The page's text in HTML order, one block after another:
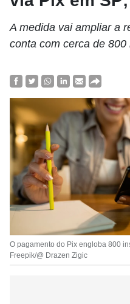
A medida vai ampliar a
conta com cerca de
O pagamento do Pix engloba 800
Freepik/@ Drazen Zigic